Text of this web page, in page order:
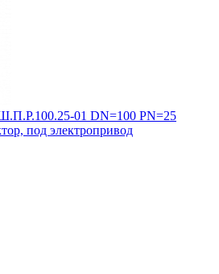
01 DN=100 PN=25
под электропривод